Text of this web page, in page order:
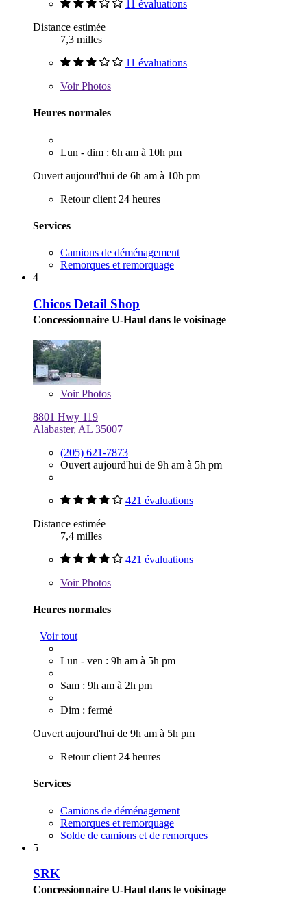
11 évaluations
Distance estimée
7,3 milles
11 évaluations
VoirPhotos
Heures normales
Lun - dim : 6h am à 10h pm
Ouvert aujourd'hui de 6h am à 10h pm
Retour client 24 heures
Services
Camions de déménagement
Remorques et remorquage
4
Chicos Detail Shop
Concessionnaire U-Haul dans le voisinage
VoirPhotos
8801 Hwy 119
Alabaster, AL 35007
(205) 621-7873
Ouvert aujourd'hui de 9h am à 5h pm
421 évaluations
Distance estimée
7,4 milles
421 évaluations
VoirPhotos
Heures normales
Voir tout
Lun - ven : 9h am à 5h pm
Sam : 9h am à 2h pm
Dim : fermé
Ouvert aujourd'hui de 9h am à 5h pm
Retour client 24 heures
Services
Camions de déménagement
Remorques et remorquage
Solde de camions et de remorques
5
SRK
Concessionnaire U-Haul dans le voisinage